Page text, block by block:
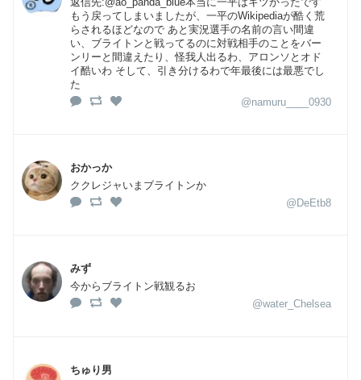
もう戻ってしまいましたが、一平のWikipediaが酷く荒
らされるほどなので あと実況選手の名前の言い間違
い、ブライトンと戦ってるのに対戦相手のことをバー
ンリーと間違えたり、怪我人出るわ、アロンソとオド
イ酷いわ そして、引き分けるわで年最後には最悪でし
た
@namuru____0930
おかっか
ククレジャいまブライトンか
@DeEtb8
みず
今からブライトン戦観るお
@water_Chelsea
ちゅり男